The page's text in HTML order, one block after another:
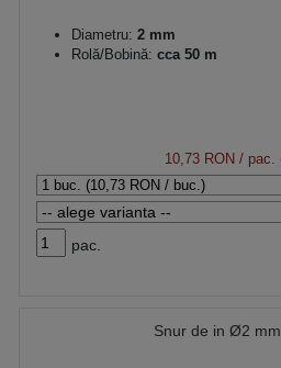
Diametru: 2 mm
Rolă/Bobină: cca 50 m
10,73 RON/ pac.
pac.
Snur de in Ø2